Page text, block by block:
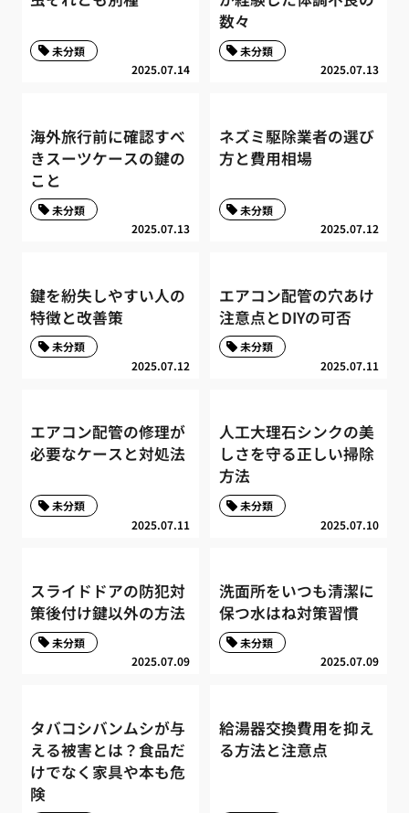
2025.07.14
未分類
数々
2025.07.13
未分類
海外旅行前に確認すべ
きスーツケースの鍵の
こと
2025.07.13
未分類
ネズミ駆除業者の選び
方と費用相場
2025.07.12
未分類
鍵を紛失しやすい人の
特徴と改善策
2025.07.12
未分類
エアコン配管の穴あけ
注意点とDIYの可否
2025.07.11
未分類
エアコン配管の修理が
必要なケースと対処法
2025.07.11
未分類
人工大理石シンクの美
しさを守る正しい掃除
方法
2025.07.10
未分類
スライドドアの防犯対
策後付け鍵以外の方法
2025.07.09
未分類
洗面所をいつも清潔に
保つ水はね対策習慣
2025.07.09
未分類
タバコシバンムシが与
える被害とは？食品だ
けでなく家具や本も危
険
給湯器交換費用を抑え
る方法と注意点